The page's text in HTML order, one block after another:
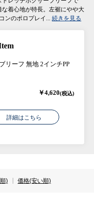
着心地が特長。左裾にやや大
ンのポロプレイ... 続きを見る
リーフ 無地 2インチPP
￥4,620(税込)
詳細はこちら
) 価格(安い順)